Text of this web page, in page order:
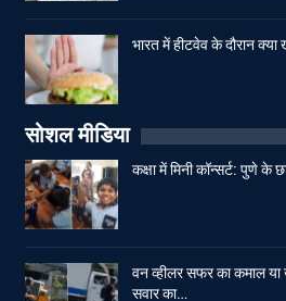
भारत में हीटवेव के दौरान
सोशल मीडिया
कक्षा में मिनी कॉन्सर्ट: पुणे के
वन व्हीलर सफर का कमाल
सवार का…